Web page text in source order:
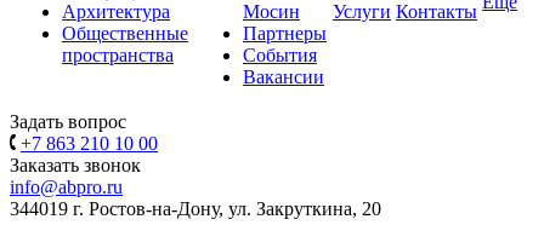
Архитектура
Общественные
пространства
Мосин
Партнеры
События
Вакансии
Услуги Контакты
Задать вопрос
+7 863 210 10 00
Заказать звонок
info@abpro.ru
344019 г. Ростов-на-Дону, ул. Закруткина, 20